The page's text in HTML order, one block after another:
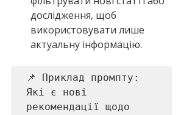
дослідження, щоб
використовувати лише
актуальну інформацію.
📌 Приклад промпту:
Які є нові
рекомендації щодо